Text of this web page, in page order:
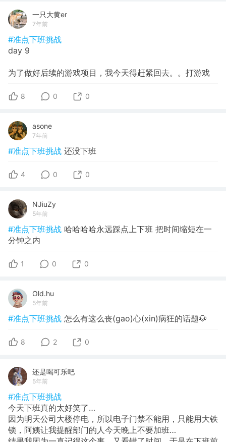
一只大黄er
7年前
#准点下班挑战
day 9
为了做好后续的游戏项目，我今天得赶紧回去。。打游戏
8 0 0
asone
7年前
#准点下班挑战 还没下班
4 0 0
NJiuZy
5年前
#准点下班挑战 哈哈哈哈永远踩点上下班 把时间缩短在一
分钟之内
1 0 0
Old.hu
5年前
#准点下班挑战 怎么有这么丧(gao)心(xin)病狂的话题🐶
8 2 0
还是喝可乐吧
5年前
#准点下班挑战
今天下班真的太好笑了…
因为明天公司大楼停电，所以电子门禁不能用，只能用大铁
锁，阿姨让我提醒部门的人今天晚上不要加班…